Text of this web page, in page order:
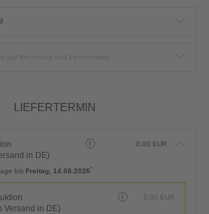
LIEFERTERMIN
in DE)
0,00 EUR
bis Freitag, 14.08.2026*
Versand in DE)
0,00 EUR